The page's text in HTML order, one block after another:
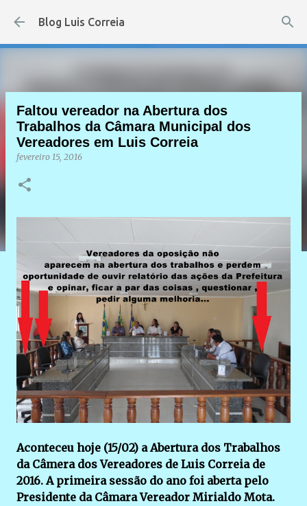
Pular para o conteúdo principal
Blog Luis Correia
Faltou vereador na Abertura dos
Trabalhos da Câmara Municipal dos
Vereadores em Luis Correia
fevereiro 15, 2016
Aconteceu hoje (15/02) a Abertura dos Trabalhos
da Câmera dos Vereadores de Luis Correia de
2016. A primeira sessão do ano foi aberta pelo
Presidente da Câmara Vereador Mirialdo Mota.